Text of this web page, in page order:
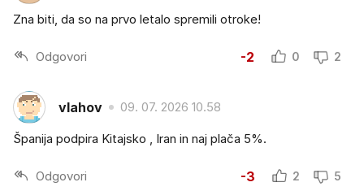
Zna biti, da so na prvo letalo spremili otroke!
Odgovori -2 0 2
vlahov 09. 07. 2026 10.58
Španija podpira Kitajsko , Iran in naj plača 5%.
Odgovori -3 2 5